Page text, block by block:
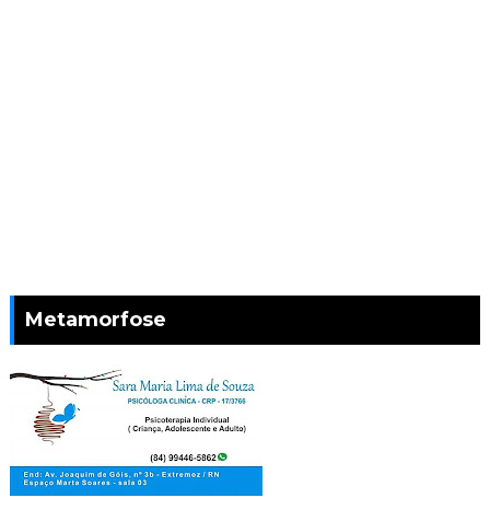
Metamorfose